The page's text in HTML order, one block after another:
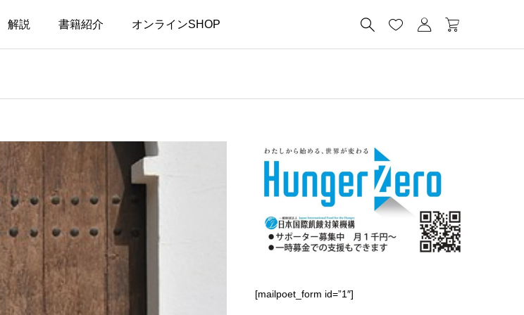
解説 書籍紹介 オンラインSHOP    
[mailpoet_form id=”1″]